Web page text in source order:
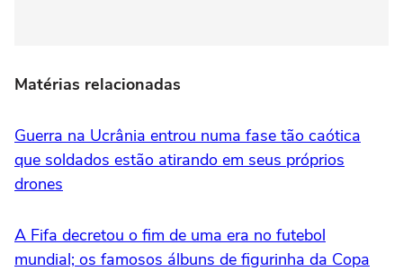
Matérias relacionadas
Guerra na Ucrânia entrou numa fase tão caótica
que soldados estão atirando em seus próprios
drones
A Fifa decretou o fim de uma era no futebol
mundial; os famosos álbuns de figurinha da Copa